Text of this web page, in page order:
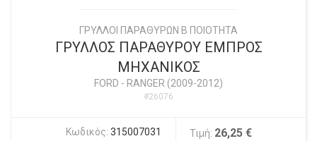
ΓΡΥΛΛΟΙ ΠΑΡΑΘΥΡΩΝ Β ΠΟΙΟΤΗΤΑ
ΓΡΥΛΛΟΣ ΠΑΡΑΘΥΡΟΥ ΕΜΠΡΟΣ
ΜΗΧΑΝΙΚΟΣ
FORD - RANGER (2009-2012)
#26076
Κωδικός: 315007031 Τιμή: 26,25 €